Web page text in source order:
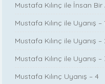
Mustafa Kılınç ile İnsan
Mustafa Kılınç ile Uyanış –
Mustafa Kılınç ile Uyanış –
Mustafa Kılınç ile Uyanış –
Mustafa Kılınç Uyanış – 4